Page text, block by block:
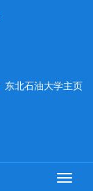
东北石油大学主页